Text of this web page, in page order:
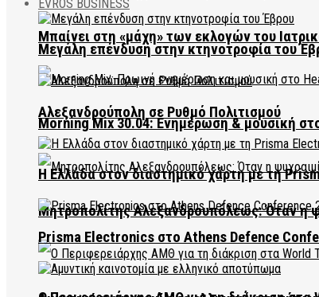
Μπαίνει στη «μάχη» των εκλογών του
Morning Mix 30.04: Ενημέρωση & μουσική
Μητροπολίτης Αλεξανδρουπόλεως: Όταν η
EVROS BUSINESS
Μεγάλη επένδυση στην κτηνοτροφία του
Αλεξανδρούπολη σε Ρυθμό Πολιτισμού
Η Ελλάδα στον διαστημικό χάρτη με τη
Prisma Electronics στο Athens Defence